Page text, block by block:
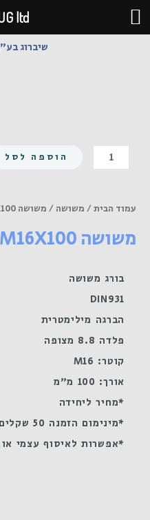
דילוג
לתוכן
שיברוג
כמות
של
M16X100
8.8
הוספה לסל
עמוד הבית/ משושה / משושה M16X100 פלדה 8.8 מצופה
משושה M16X100 פלדה 8.8 מצופה
בורג משושה
DIN931
הברגה מילימטרית
פלדה 8.8 מצופה
קוטר: M16
אורך: 100 מ"מ
*מחיר ליחידה
*מינימום הזמנה 50 שקלים
*אפשרות לאיסוף עצמי
ltd